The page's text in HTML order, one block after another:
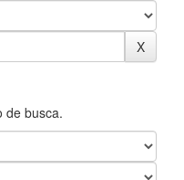
de busca.